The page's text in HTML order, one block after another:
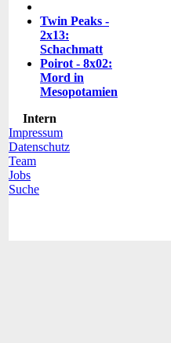
Twin Peaks -
2x13:
Schachmatt
Poirot - 8x02:
Mord in
Mesopotamien
Intern
Impressum
Datenschutz
Team
Jobs
Suche